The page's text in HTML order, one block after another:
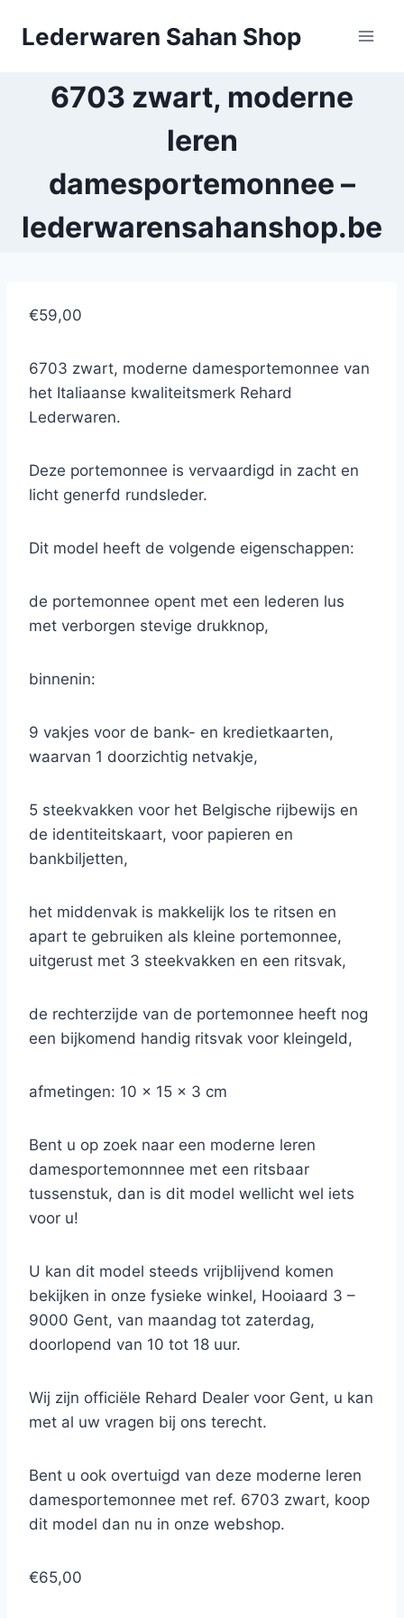
Lederwaren Sahan Shop
6703 zwart, moderne
leren
damesportemonnee –
lederwarensahanshop.be
€59,00
6703 zwart, moderne damesportemonnee van
het Italiaanse kwaliteitsmerk Rehard
Lederwaren.
Deze portemonnee is vervaardigd in zacht en
licht generfd rundsleder.
Dit model heeft de volgende eigenschappen:
de portemonnee opent met een lederen lus
met verborgen stevige drukknop,
binnenin:
9 vakjes voor de bank- en kredietkaarten,
waarvan 1 doorzichtig netvakje,
5 steekvakken voor het Belgische rijbewijs en
de identiteitskaart, voor papieren en
bankbiljetten,
het middenvak is makkelijk los te ritsen en
apart te gebruiken als kleine portemonnee,
uitgerust met 3 steekvakken en een ritsvak,
de rechterzijde van de portemonnee heeft nog
een bijkomend handig ritsvak voor kleingeld,
afmetingen: 10 x 15 x 3 cm
Bent u op zoek naar een moderne leren
damesportemonnnee met een ritsbaar
tussenstuk, dan is dit model wellicht wel iets
voor u!
U kan dit model steeds vrijblijvend komen
bekijken in onze fysieke winkel, Hooiaard 3 –
9000 Gent, van maandag tot zaterdag,
doorlopend van 10 tot 18 uur.
Wij zijn officiële Rehard Dealer voor Gent, u kan
met al uw vragen bij ons terecht.
Bent u ook overtuigd van deze moderne leren
damesportemonnee met ref. 6703 zwart, koop
dit model dan nu in onze webshop.
€65,00